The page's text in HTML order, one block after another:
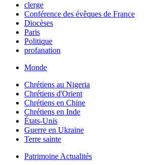
clerge
Conférence des évêques de France
Diocèses
Paris
Politique
profanation
Monde
Chrétiens au Nigeria
Chrétiens d'Orient
Chrétiens en Chine
Chrétiens en Inde
États-Unis
Guerre en Ukraine
Terre sainte
Patrimoine Actualités